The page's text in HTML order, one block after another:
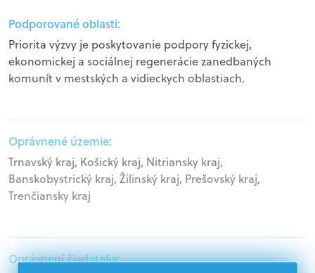
Podporované oblasti:
Priorita výzvy je poskytovanie podpory fyzickej,
ekonomickej a sociálnej regenerácie zanedbaných
komunít v mestských a vidieckych oblastiach.
Oprávnené územie:
Trnavský kraj, Košický kraj, Nitriansky kraj,
Banskobystrický kraj, Žilinský kraj, Prešovský kraj,
Trenčiansky kraj
Oprávnení žiadatelia: